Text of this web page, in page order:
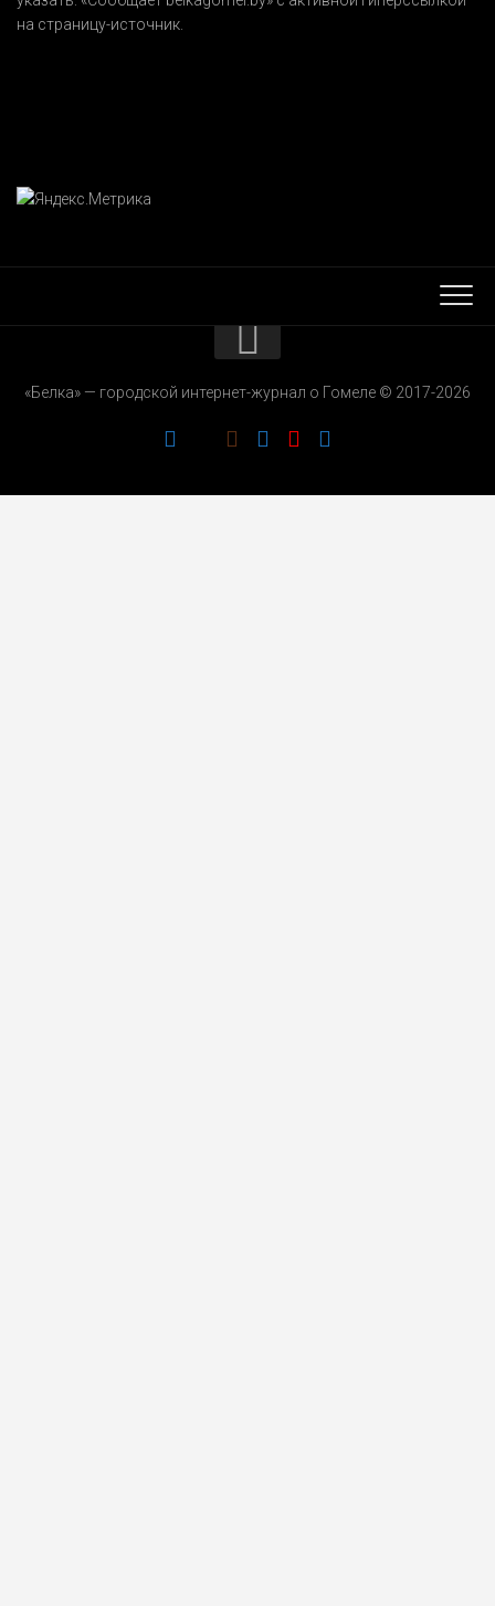
на страницу-источник.
РЕКЛАМОДАТЕЛЯМ
«Белка» — городской интернет-журнал о Гомеле © 2017-2026